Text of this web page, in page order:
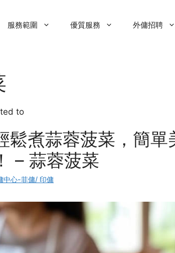
服務範圍 優質服務 外傭招聘
to
鬆煮蒜蓉菠菜，簡單
– 蒜蓉菠菜
中心-菲傭/ 印傭